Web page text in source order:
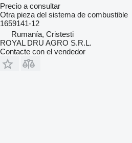
Precio a consultar
Otra pieza del sistema de combustible
1659141-12
Rumanía, Cristesti
ROYAL DRU AGRO S.R.L.
Contacte con el vendedor